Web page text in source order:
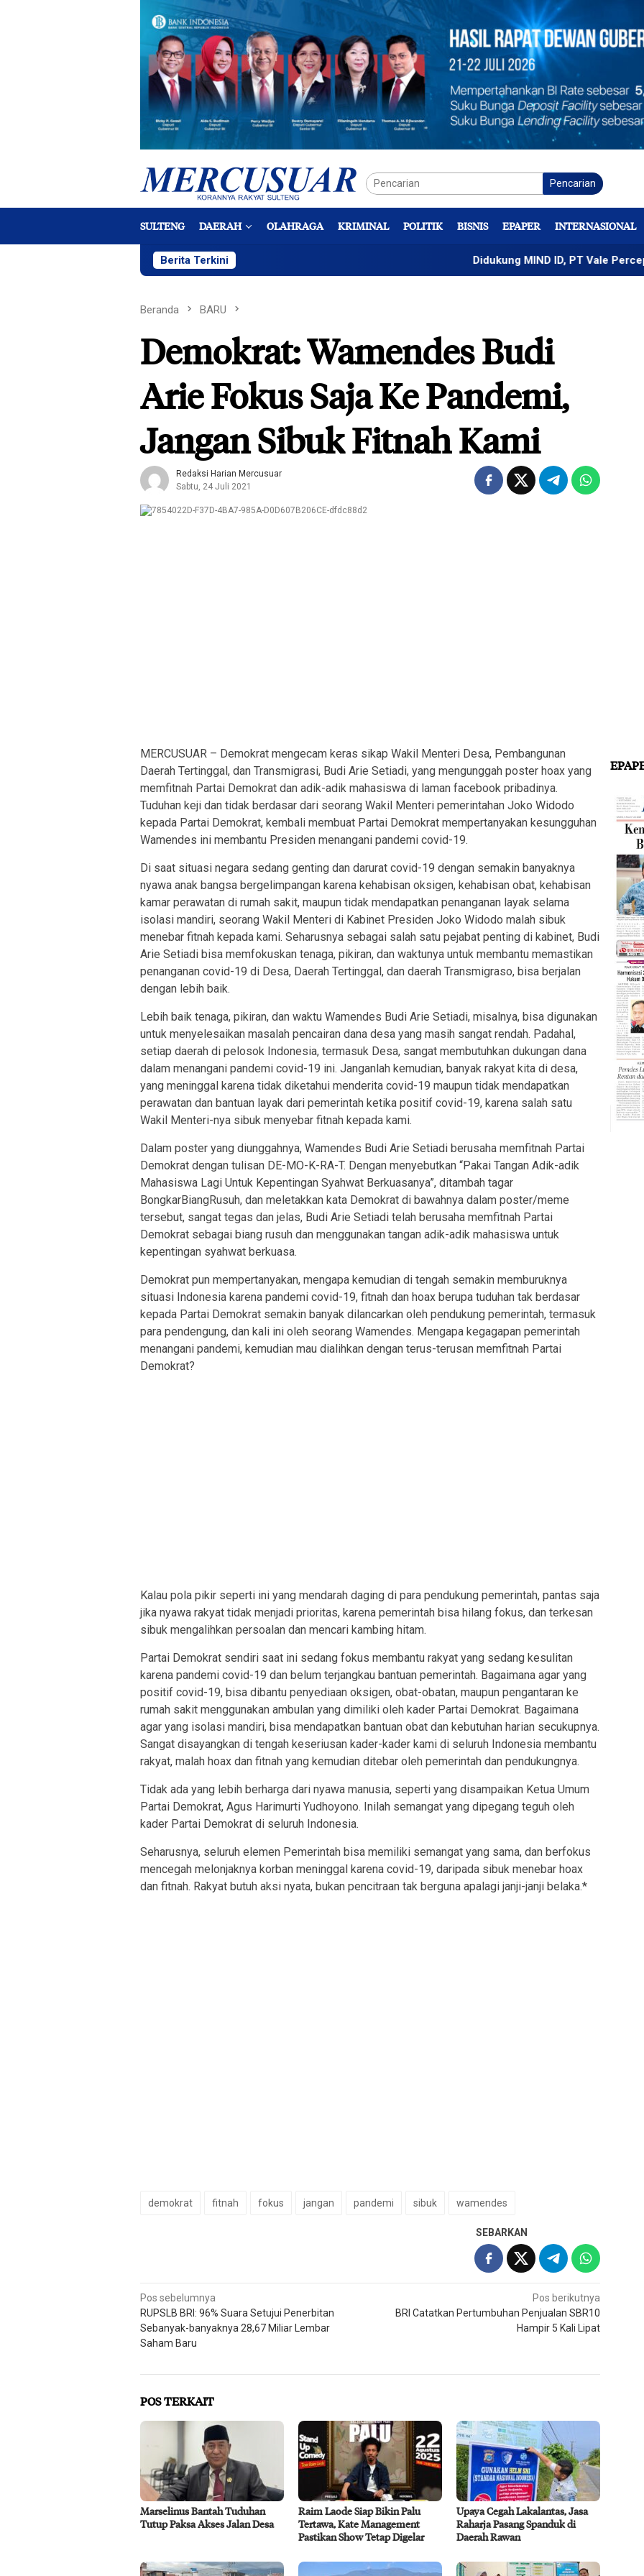
Pencarian
SULTENG DAERAH OLAHRAGA KRIMINAL POLITIK BISNIS EPAPER INTERNASIONAL
Berita Terkini Didukung MIND ID, PT Vale Percepat
Beranda BARU
Demokrat: Wamendes Budi
Arie Fokus Saja Ke Pandemi,
Jangan Sibuk Fitnah Kami
Redaksi Harian Mercusuar
Sabtu, 24 Juli 2021
MERCUSUAR – Demokrat mengecam keras sikap Wakil Menteri Desa, Pembangunan
Daerah Tertinggal, dan Transmigrasi, Budi Arie Setiadi, yang mengunggah poster hoax yang
memfitnah Partai Demokrat dan adik-adik mahasiswa di laman facebook pribadinya.
Tuduhan keji dan tidak berdasar dari seorang Wakil Menteri pemerintahan Joko Widodo
kepada Partai Demokrat, kembali membuat Partai Demokrat mempertanyakan kesungguhan
Wamendes ini membantu Presiden menangani pandemi covid-19.
Di saat situasi negara sedang genting dan darurat covid-19 dengan semakin banyaknya
nyawa anak bangsa bergelimpangan karena kehabisan oksigen, kehabisan obat, kehabisan
kamar perawatan di rumah sakit, maupun tidak mendapatkan penanganan layak selama
isolasi mandiri, seorang Wakil Menteri di Kabinet Presiden Joko Widodo malah sibuk
menebar fitnah kepada kami. Seharusnya sebagai salah satu pejabat penting di kabinet, Budi
Arie Setiadi bisa memfokuskan tenaga, pikiran, dan waktunya untuk membantu memastikan
penanganan covid-19 di Desa, Daerah Tertinggal, dan daerah Transmigraso, bisa berjalan
dengan lebih baik.
Lebih baik tenaga, pikiran, dan waktu Wamendes Budi Arie Setiadi, misalnya, bisa digunakan
untuk menyelesaikan masalah pencairan dana desa yang masih sangat rendah. Padahal,
setiap daerah di pelosok Indonesia, termasuk Desa, sangat membutuhkan dukungan dana
dalam menangani pandemi covid-19 ini. Janganlah kemudian, banyak rakyat kita di desa,
yang meninggal karena tidak diketahui menderita covid-19 maupun tidak mendapatkan
perawatan dan bantuan layak dari pemerintah ketika positif covid-19, karena salah satu
Wakil Menteri-nya sibuk menyebar fitnah kepada kami.
Dalam poster yang diunggahnya, Wamendes Budi Arie Setiadi berusaha memfitnah Partai
Demokrat dengan tulisan DE-MO-K-RA-T. Dengan menyebutkan “Pakai Tangan Adik-adik
Mahasiswa Lagi Untuk Kepentingan Syahwat Berkuasanya”, ditambah tagar
BongkarBiangRusuh, dan meletakkan kata Demokrat di bawahnya dalam poster/meme
tersebut, sangat tegas dan jelas, Budi Arie Setiadi telah berusaha memfitnah Partai
Demokrat sebagai biang rusuh dan menggunakan tangan adik-adik mahasiswa untuk
kepentingan syahwat berkuasa.
Demokrat pun mempertanyakan, mengapa kemudian di tengah semakin memburuknya
situasi Indonesia karena pandemi covid-19, fitnah dan hoax berupa tuduhan tak berdasar
kepada Partai Demokrat semakin banyak dilancarkan oleh pendukung pemerintah, termasuk
para pendengung, dan kali ini oleh seorang Wamendes. Mengapa kegagapan pemerintah
menangani pandemi, kemudian mau dialihkan dengan terus-terusan memfitnah Partai
Demokrat?
Kalau pola pikir seperti ini yang mendarah daging di para pendukung pemerintah, pantas saja
jika nyawa rakyat tidak menjadi prioritas, karena pemerintah bisa hilang fokus, dan terkesan
sibuk mengalihkan persoalan dan mencari kambing hitam.
Partai Demokrat sendiri saat ini sedang fokus membantu rakyat yang sedang kesulitan
karena pandemi covid-19 dan belum terjangkau bantuan pemerintah. Bagaimana agar yang
positif covid-19, bisa dibantu penyediaan oksigen, obat-obatan, maupun pengantaran ke
rumah sakit menggunakan ambulan yang dimiliki oleh kader Partai Demokrat. Bagaimana
agar yang isolasi mandiri, bisa mendapatkan bantuan obat dan kebutuhan harian secukupnya.
Sangat disayangkan di tengah keseriusan kader-kader kami di seluruh Indonesia membantu
rakyat, malah hoax dan fitnah yang kemudian ditebar oleh pemerintah dan pendukungnya.
Tidak ada yang lebih berharga dari nyawa manusia, seperti yang disampaikan Ketua Umum
Partai Demokrat, Agus Harimurti Yudhoyono. Inilah semangat yang dipegang teguh oleh
kader Partai Demokrat di seluruh Indonesia.
Seharusnya, seluruh elemen Pemerintah bisa memiliki semangat yang sama, dan berfokus
mencegah melonjaknya korban meninggal karena covid-19, daripada sibuk menebar hoax
dan fitnah. Rakyat butuh aksi nyata, bukan pencitraan tak berguna apalagi janji-janji belaka.*
demokrat fitnah fokus jangan pandemi sibuk wamendes
SEBARKAN
Navigasi
pos
Pos sebelumnya
RUPSLB BRI: 96% Suara Setujui Penerbitan
Sebanyak-banyaknya 28,67 Miliar Lembar
Saham Baru
Pos berikutnya
BRI Catatkan Pertumbuhan Penjualan SBR10
Hampir 5 Kali Lipat
POS TERKAIT
Marselinus Bantah Tuduhan
Tutup Paksa Akses Jalan Desa
Raim Laode Siap Bikin Palu
Tertawa, Kate Management
Pastikan Show Tetap Digelar
Upaya Cegah Lakalantas, Jasa
Raharja Pasang Spanduk di
Daerah Rawan